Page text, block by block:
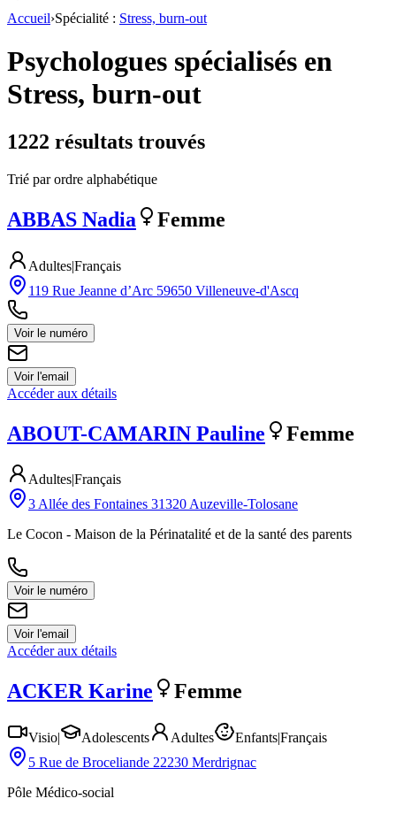
Accueil›Spécialité : Stress, burn-out
Psychologues spécialisés en
Stress, burn-out
1222 résultats trouvés
Trié par ordre alphabétique
ABBAS Nadia Femme
Adultes|Français
119 Rue Jeanne d’Arc 59650 Villeneuve-d'Ascq
Voir le numéro
Voir l'email
Accéder aux détails
ABOUT-CAMARIN Pauline Femme
Adultes|Français
3 Allée des Fontaines 31320 Auzeville-Tolosane
Le Cocon - Maison de la Périnatalité et de la santé des parents
Voir le numéro
Voir l'email
Accéder aux détails
ACKER Karine Femme
Visio| Adolescents Adultes Enfants|Français
5 Rue de Broceliande 22230 Merdrignac
Pôle Médico-social